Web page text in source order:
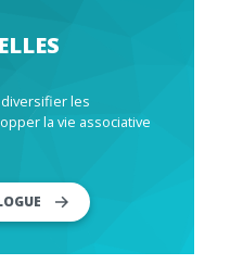
les
la vie associative